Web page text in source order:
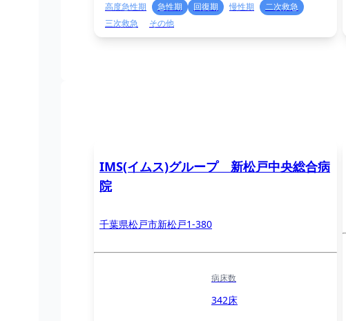
高度急性期 急性期 回復期 慢性期
二次救急
三次救急
その他
IMS(イムス)グループ 新松戸中央総合病
院
千葉県松戸市新松戸1-380
病床数
342床